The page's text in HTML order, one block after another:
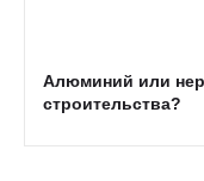
Алюминий или
строительства?